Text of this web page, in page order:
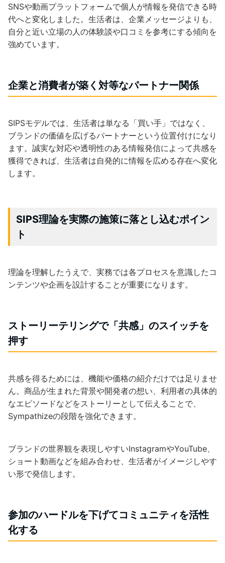
SNSや動画プラットフォームで個人が情報を発信できる時
代へと変化しました。生活者は、企業メッセージよりも、
自分と近い立場の人の体験談や口コミを参考にする傾向を
強めています。
企業と消費者が築く対等なパートナー関係
SIPSモデルでは、生活者は単なる「買い手」ではなく、
ブランドの価値を広げるパートナーという位置付けになり
ます。誠実な対応や透明性のある情報発信によって共感を
獲得できれば、生活者は自発的に情報を広める存在へ変化
します。
SIPS理論を実際の施策に落とし込むポイン
ト
理論を理解したうえで、実務では各プロセスを意識したコ
ンテンツや企画を設計することが重要になります。
ストーリーテリングで「共感」のスイッチを
押す
共感を得るためには、機能や価格の紹介だけでは足りませ
ん。商品が生まれた背景や開発者の想い、利用者の具体的
なエピソードなどをストーリーとして伝えることで、
Sympathizeの段階を強化できます。
ブランドの世界観を表現しやすいInstagramやYouTube、
ショート動画などを組み合わせ、生活者がイメージしやす
い形で発信します。
参加のハードルを下げてコミュニティを活性
化する